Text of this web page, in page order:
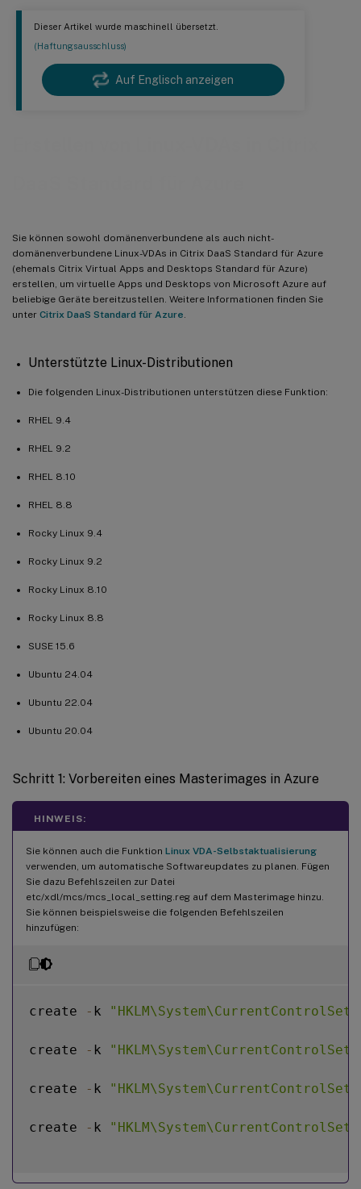
Dieser Artikel wurde maschinell übersetzt.
(Haftungsausschluss)
Auf Englisch anzeigen
Sie können sowohl domänenverbundene als auch nicht-
domänenverbundene Linux-VDAs in Citrix DaaS Standard für Azure
(ehemals Citrix Virtual Apps and Desktops Standard für Azure)
erstellen, um virtuelle Apps und Desktops von Microsoft Azure auf
beliebige Geräte bereitzustellen. Weitere Informationen finden Sie
unter Citrix DaaS Standard für Azure
Unterstützte Linux-Distributionen
Die folgenden Linux-Distributionen unterstützen diese Funktion:
RHEL 9.4
RHEL 9.2
RHEL 8.10
RHEL 8.8
Rocky Linux 9.4
Rocky Linux 9.2
Rocky Linux 8.10
Rocky Linux 8.8
SUSE 15.6
Ubuntu 24.04
Ubuntu 22.04
Ubuntu 20.04
Schritt 1: Vorbereiten eines Masterimages in Azure
HINWEIS:
Sie können auch die Funktion Linux VDA-Selbstaktualisierung
verwenden, um automatische Softwareupdates zu planen. Fügen
Sie dazu Befehlszeilen zur Datei
etc/xdl/mcs/mcs_local_setting.reg auf dem Masterimage hinzu.
Sie können beispielsweise die folgenden Befehlszeilen
hinzufügen:
create - k
create - k
create - k
create - k